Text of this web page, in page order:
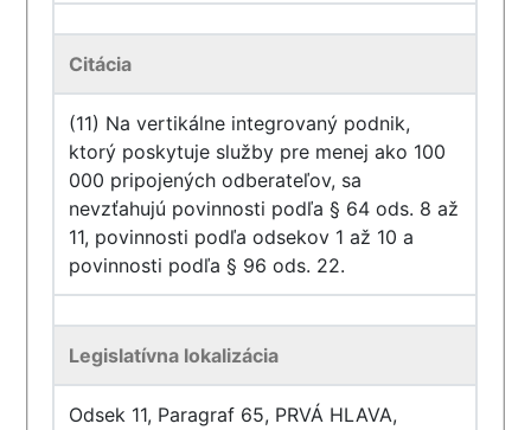
Citácia
(11) Na vertikálne integrovaný podnik,
ktorý poskytuje služby pre menej ako 100
000 pripojených odberateľov, sa
nevzťahujú povinnosti podľa § 64 ods. 8 až
11, povinnosti podľa odsekov 1 až 10 a
povinnosti podľa § 96 ods. 22.
Legislatívna lokalizácia
Odsek 11, Paragraf 65, PRVÁ HLAVA,